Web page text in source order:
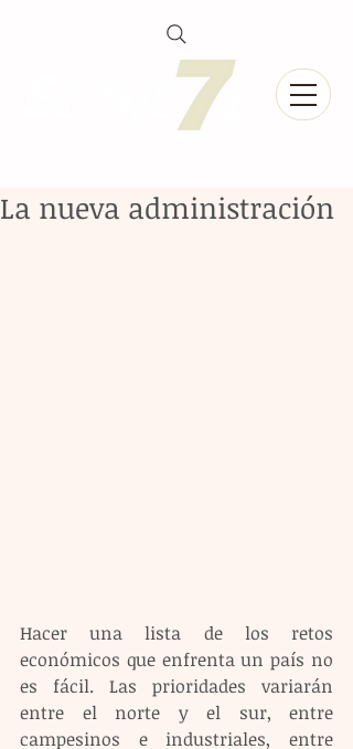
La nueva administración
Hacer una lista de los retos
económicos que enfrenta un país no
es fácil. Las prioridades variarán
entre el norte y el sur, entre
campesinos e industriales, entre